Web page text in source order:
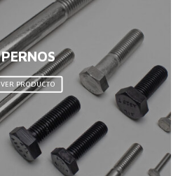
PERNOS
VER PRODUCTO